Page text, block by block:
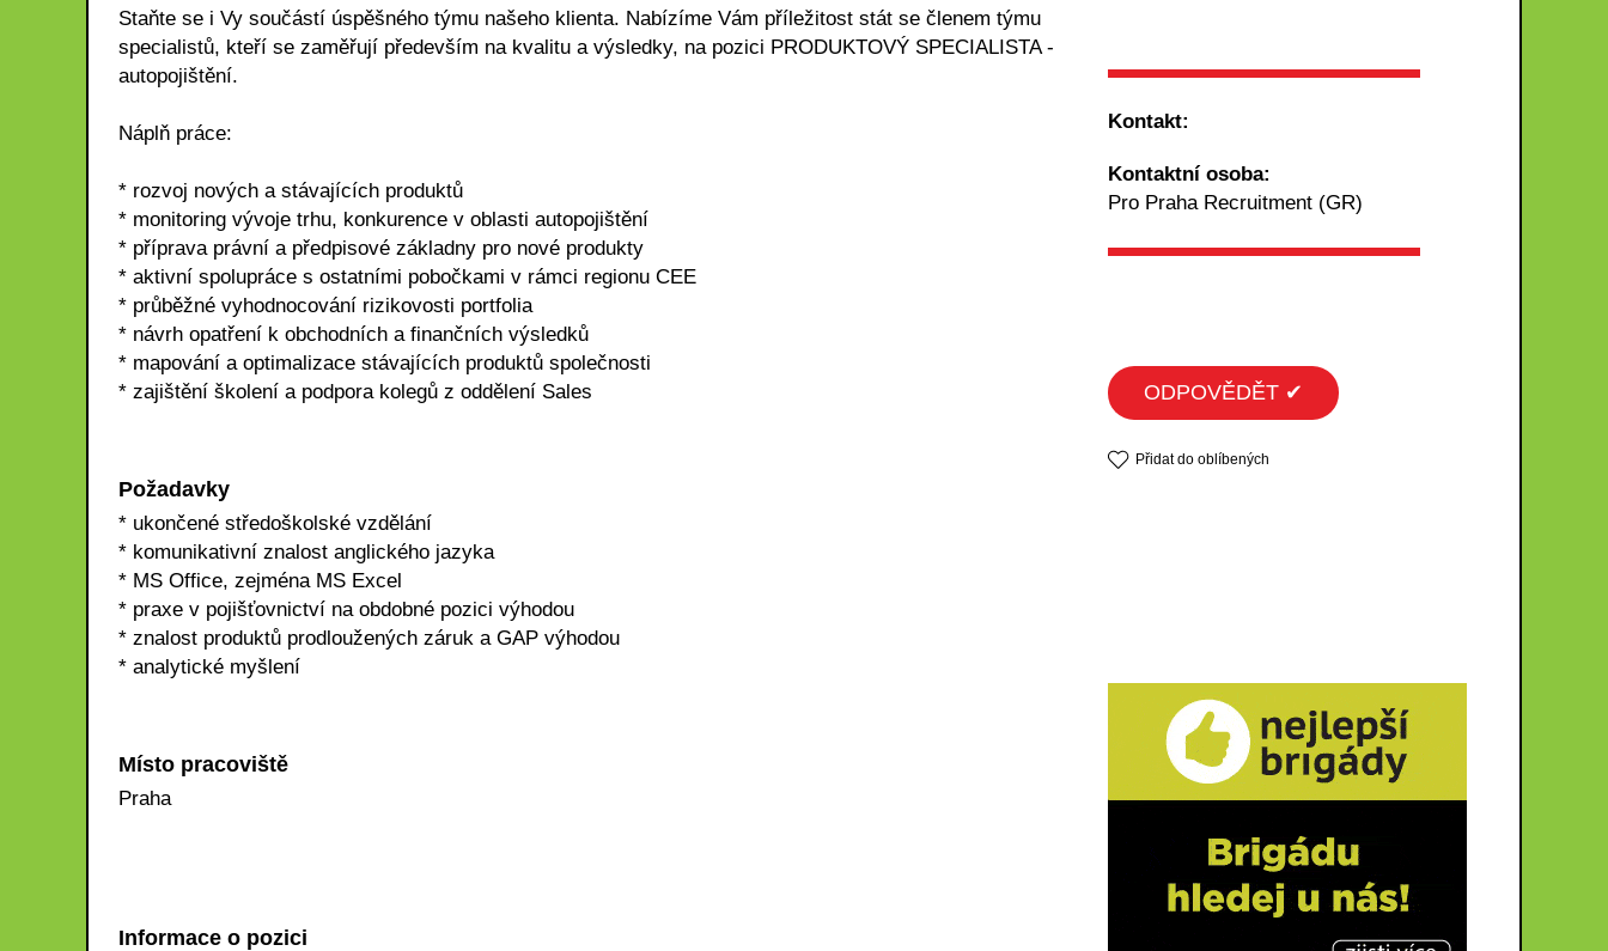
Staňte se i Vy součástí úspěšného týmu našeho klienta. Nabízíme Vám příležitost stát se členem týmu
specialistů, kteří se zaměřují především na kvalitu a výsledky, na pozici PRODUKTOVÝ SPECIALISTA -
autopojištění.
Náplň práce:
* rozvoj nových a stávajících produktů
* monitoring vývoje trhu, konkurence v oblasti autopojištění
* příprava právní a předpisové základny pro nové produkty
* aktivní spolupráce s ostatními pobočkami v rámci regionu CEE
* průběžné vyhodnocování rizikovosti portfolia
* návrh opatření k obchodních a finančních výsledků
* mapování a optimalizace stávajících produktů společnosti
* zajištění školení a podpora kolegů z oddělení Sales
Požadavky
* ukončené středoškolské vzdělání
* komunikativní znalost anglického jazyka
* MS Office, zejména MS Excel
* praxe v pojišťovnictví na obdobné pozici výhodou
* znalost produktů prodloužených záruk a GAP výhodou
* analytické myšlení
Místo pracoviště
Praha
Informace o pozici
Kontakt:
Kontaktní osoba:
Pro Praha Recruitment (GR)
ODPOVĚDĚT ✔
Přidat do oblíbených